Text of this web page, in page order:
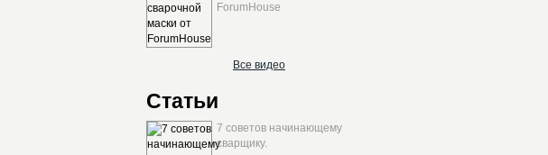
ForumHouse
Все видео
Статьи
7 советов начинающему
сварщику.